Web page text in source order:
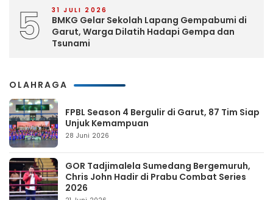
5 31 JULI 2026
BMKG Gelar Sekolah Lapang Gempabumi di
Garut, Warga Dilatih Hadapi Gempa dan
Tsunami
OLAHRAGA
FPBL Season 4 Bergulir di Garut, 87 Tim Siap
Unjuk Kemampuan
28 Juni 2026
GOR Tadjimalela Sumedang Bergemuruh,
Chris John Hadir di Prabu Combat Series
2026